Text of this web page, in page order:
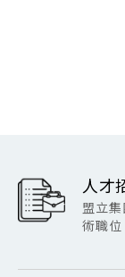
人才
盟立
術職位